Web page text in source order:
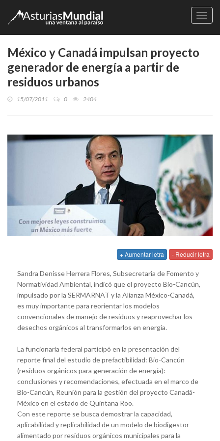
México y Canadá impulsan proyecto
generador de energía a partir de
residuos urbanos
15/07/2011 0 2404
+ Aumentar letra - Reducir letra
Sandra Denisse Herrera Flores, Subsecretaria de Fomento y
Normatividad Ambiental, indicó que el proyecto Bio-Cancún,
impulsado por la SERMARNAT y la Alianza México-Canadá,
es muy importante para reorientar los modelos
convencionales de manejo de residuos y reaprovechar los
desechos orgánicos al transformarlos en energía.
La funcionaria federal participó en la presentación del
reporte final del estudio de prefactibilidad: Bio-Cancún
(residuos orgánicos para generación de energía):
conclusiones y recomendaciones, efectuada en el marco de
Bio-Cancún, Reunión para la gestión del proyecto Canadá-
México en el estado de Quintana Roo.
Con este reporte se busca demostrar la capacidad,
aplicabilidad y replicabilidad de un modelo de biodigestor
alimentado por residuos orgánicos municipales para la